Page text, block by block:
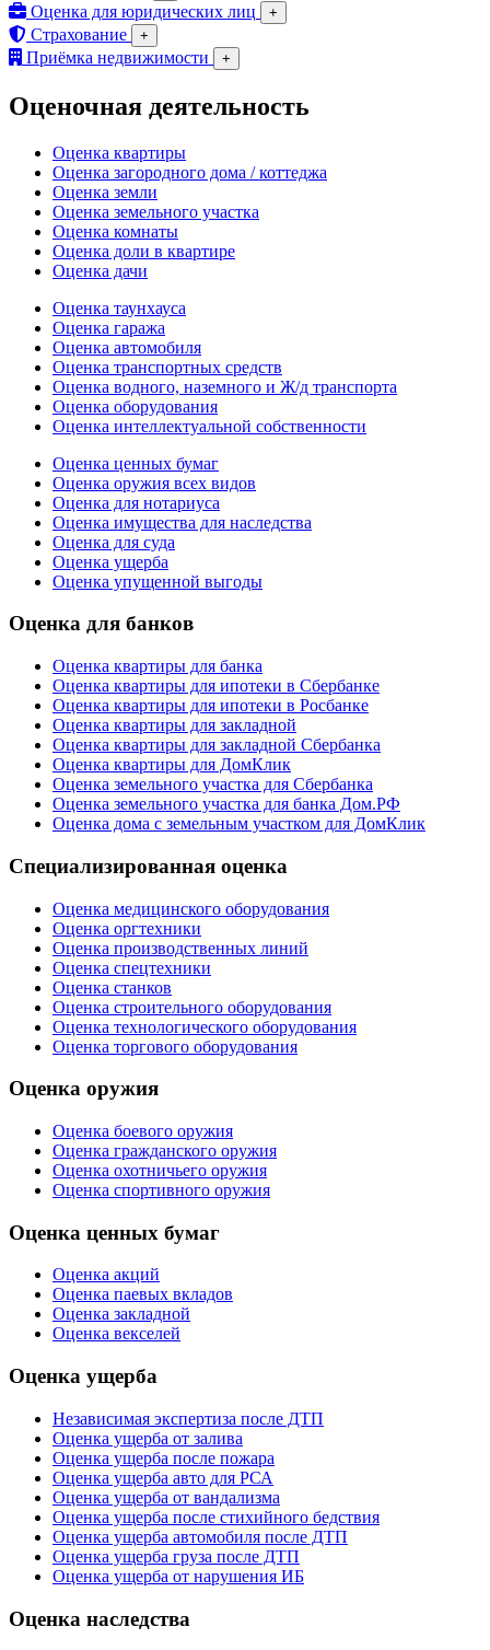
Оценка для юридических лиц +
Страхование +
Приёмка недвижимости +
Оценочная деятельность
Оценка квартиры
Оценка загородного дома / коттеджа
Оценка земли
Оценка земельного участка
Оценка комнаты
Оценка доли в квартире
Оценка дачи
Оценка таунхауса
Оценка гаража
Оценка автомобиля
Оценка транспортных средств
Оценка водного, наземного и Ж/д транспорта
Оценка оборудования
Оценка интеллектуальной собственности
Оценка ценных бумаг
Оценка оружия всех видов
Оценка для нотариуса
Оценка имущества для наследства
Оценка для суда
Оценка ущерба
Оценка упущенной выгоды
Оценка для банков
Оценка квартиры для банка
Оценка квартиры для ипотеки в Сбербанке
Оценка квартиры для ипотеки в Росбанке
Оценка квартиры для закладной
Оценка квартиры для закладной Сбербанка
Оценка квартиры для ДомКлик
Оценка земельного участка для Сбербанка
Оценка земельного участка для банка Дом.РФ
Оценка дома с земельным участком для ДомКлик
Специализированная оценка
Оценка медицинского оборудования
Оценка оргтехники
Оценка производственных линий
Оценка спецтехники
Оценка станков
Оценка строительного оборудования
Оценка технологического оборудования
Оценка торгового оборудования
Оценка оружия
Оценка боевого оружия
Оценка гражданского оружия
Оценка охотничьего оружия
Оценка спортивного оружия
Оценка ценных бумаг
Оценка акций
Оценка паевых вкладов
Оценка закладной
Оценка векселей
Оценка ущерба
Независимая экспертиза после ДТП
Оценка ущерба от залива
Оценка ущерба после пожара
Оценка ущерба авто для РСА
Оценка ущерба от вандализма
Оценка ущерба после стихийного бедствия
Оценка ущерба автомобиля после ДТП
Оценка ущерба груза после ДТП
Оценка ущерба от нарушения ИБ
Оценка наследства